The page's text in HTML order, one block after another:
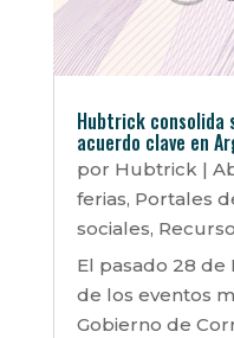
Hubtrick consolida
acuerdo clave en
por Hubtrick|
ferias, Portales
sociales,
El pasado 28 de
de los eventos
Gobierno de